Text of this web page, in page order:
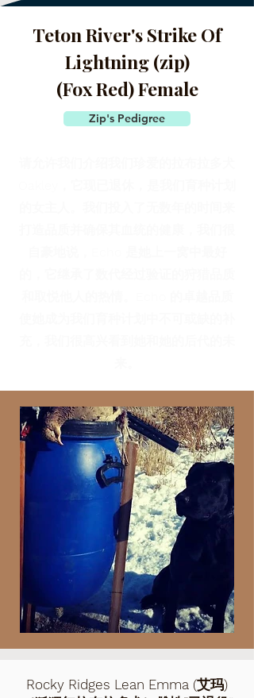
Teton River's Strike Of
Lightning (zip)
(Fox Red) Female
Zip's Pedigree
Rocky Ridges Lean Emma (艾玛)